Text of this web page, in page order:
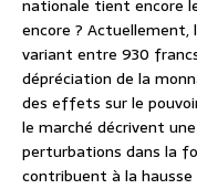
nationale tient encore
encore ?
variant entre 930
dépréciation de la
des effets sur le
le marché décrivent
perturbations dans la
contribuent à la